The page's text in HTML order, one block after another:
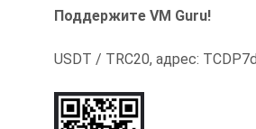
Поддержите VM Guru!
USDT / TRC20, адрес: